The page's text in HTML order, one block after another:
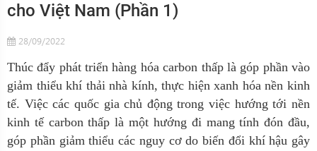
cho Việt Nam (Phần 1)
28/09/2022
Thúc đẩy phát triển hàng hóa carbon thấp là góp phần vào
giảm thiểu khí thải nhà kính, thực hiện xanh hóa nền kinh
tế. Việc các quốc gia chủ động trong việc hướng tới nền
kinh tế carbon thấp là một hướng đi mang tính đón đầu,
góp phần giảm thiểu các nguy cơ do biến đổi khí hậu gây